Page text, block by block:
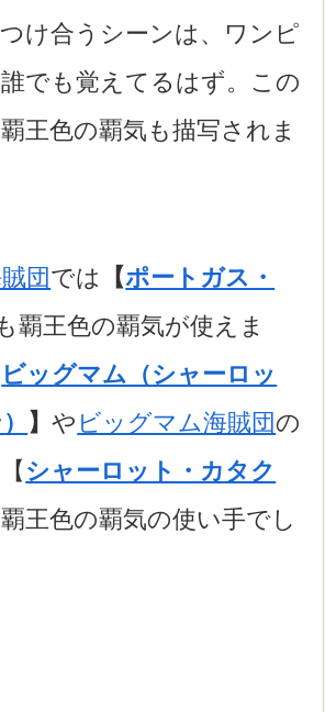
け合うシーンは、ワンピ
でも覚えてるはず。この
王色の覇気も描写されま
団では 【ポートガス・
覇王色の覇気が使えま
ビッグマム（シャーロッ
】や ビッグマム海賊団の
シャーロット・カタク
王色の覇気の使い手でし